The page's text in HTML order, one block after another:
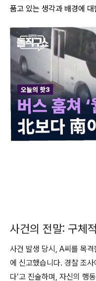
품고 있는 생각과 배경에
사건의 전말: 구체
사건 발생 당시, A씨를 목
에 신고했습니다. 경찰 조
다’고 진술하며, 자신의 행